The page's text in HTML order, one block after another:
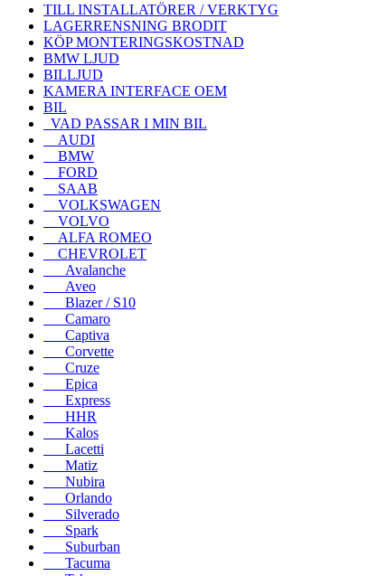
TILL INSTALLATÖRER / VERKTYG
LAGERRENSNING BRODIT
KÖP MONTERINGSKOSTNAD
BMW LJUD
BILLJUD
KAMERA INTERFACE OEM
BIL
VAD PASSAR I MIN BIL
AUDI
BMW
FORD
SAAB
VOLKSWAGEN
VOLVO
ALFA ROMEO
CHEVROLET
Avalanche
Aveo
Blazer / S10
Camaro
Captiva
Corvette
Cruze
Epica
Express
HHR
Kalos
Lacetti
Matiz
Nubira
Orlando
Silverado
Spark
Suburban
Tacuma